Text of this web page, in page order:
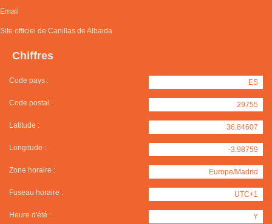
Email
Site officiel de Canillas de Albaida
Chiffres
Code pays : ES
Code postal : 29755
Latitude : 36.84607
Longitude : -3.98759
Zone horaire : Europe/Madrid
Fuseau horaire : UTC+1
Heure d'été : Y